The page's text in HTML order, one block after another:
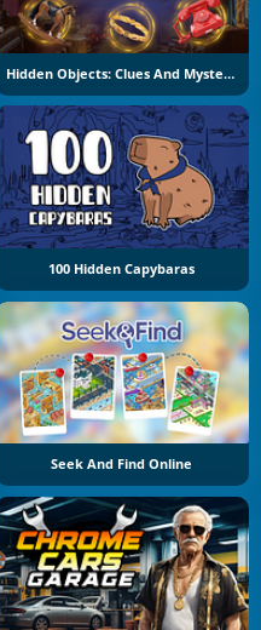
Hidden Objects: Clues And Mysteries
100 Hidden Capybaras
Seek And Find Online